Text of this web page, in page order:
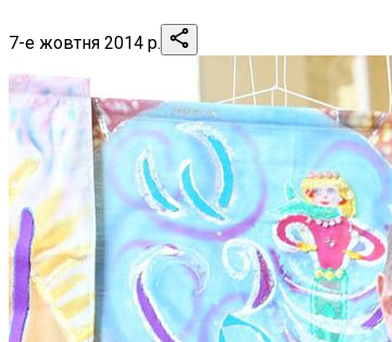
7-е жовтня 2014 р.